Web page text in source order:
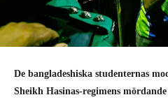
De bangladeshiska studenternas
Sheikh Hasinas-regimens